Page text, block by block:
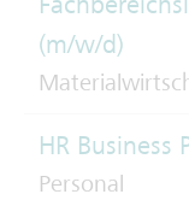
(m/w/d)
HR Business
Personal